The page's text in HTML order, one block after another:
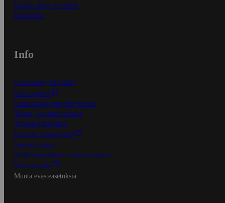
Kaikki ohjeet ja vinkit
In English
Info
S-Business yrityksille
Oiva-raportit
Osuuskauppojen yhteystiedot
Tilaus- ja toimitusehdot
Tietosuojakäytäntö
Palvelun käyttöehdot
Saavutettavuus
Mobiilisovelluksen saavutettavuus
Mainostajalle
Muuta evästeasetuksia